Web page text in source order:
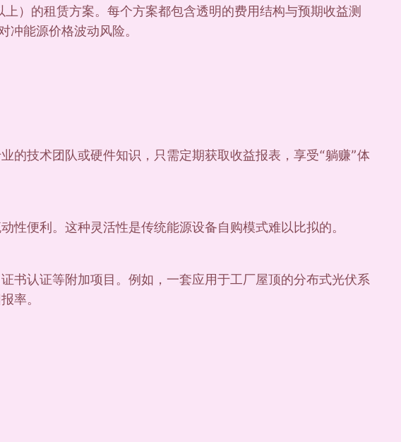
）的租赁方案。每个方案都包含透明的费用结构与预期收益测
能源价格波动风险。
技术团队或硬件知识，只需定期获取收益报表，享受“躺赚”体
便利。这种灵活性是传统能源设备自购模式难以比拟的。
书认证等附加项目。例如，一套应用于工厂屋顶的分布式光伏系
率。